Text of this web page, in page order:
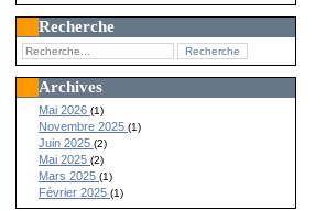
Recherche
Archives
Mai 2026(1)
Novembre 2025(1)
Juin 2025(2)
Mai 2025(2)
Mars 2025(1)
Février 2025(1)